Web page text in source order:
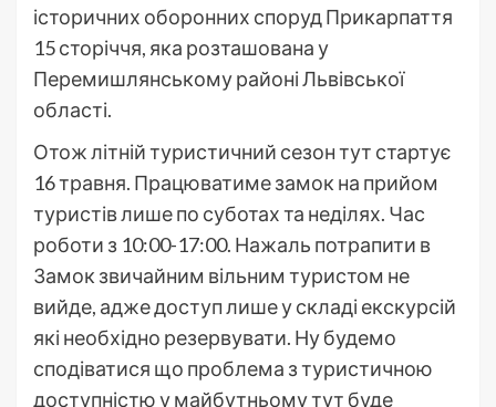
історичних оборонних споруд Прикарпаття
15 сторіччя, яка розташована у
Перемишлянському районі Львівської
області.
Отож літній туристичний сезон тут стартує
16 травня. Працюватиме замок на прийом
туристів лише по суботах та неділях. Час
роботи з 10:00-17:00. Нажаль потрапити в
Замок звичайним вільним туристом не
вийде, адже доступ лише у складі екскурсій
які необхідно резервувати. Ну будемо
сподіватися що проблема з туристичною
доступністю у майбутньому тут буде